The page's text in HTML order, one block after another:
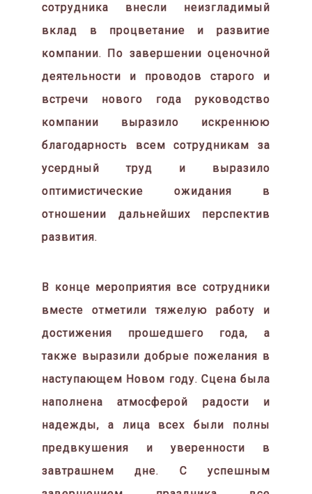
сотрудника внесли неизгладимый
вклад в процветание и развитие
компании. По завершении оценочной
деятельности и проводов старого и
встречи нового года руководство
компании выразило искреннюю
благодарность всем сотрудникам за
усердный труд и выразило
оптимистические ожидания в
отношении дальнейших перспектив
развития.
В конце мероприятия все сотрудники
вместе отметили тяжелую работу и
достижения прошедшего года, а
также выразили добрые пожелания в
наступающем Новом году. Сцена была
наполнена атмосферой радости и
надежды, а лица всех были полны
предвкушения и уверенности в
завтрашнем дне. С успешным